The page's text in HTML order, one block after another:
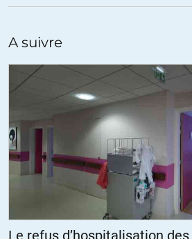
A suivre
Le refus d’hospitalisation